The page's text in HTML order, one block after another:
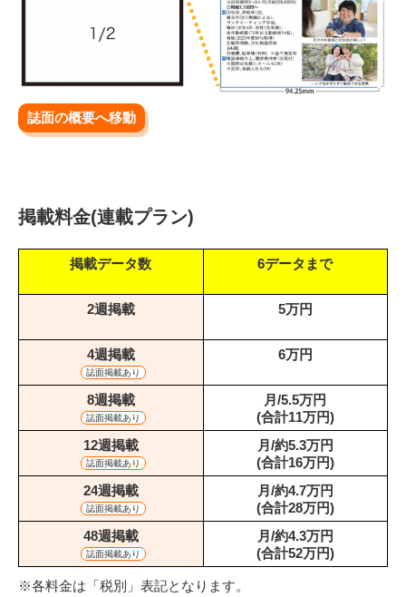
誌面の概要へ移動
掲載料金(連載プラン)
掲載データ数
2週掲載
4週掲載
誌面掲載あり
8週掲載
誌面掲載あり
12週掲載
誌面掲載あり
24週掲載
誌面掲載あり
48週掲載
誌面掲載あり
6データまで
5万円
6万円
月/5.5万円
(合計11万円)
月/約5.3万円
(合計16万円)
月/約4.7万円
(合計28万円)
月/約4.3万円
(合計52万円)
※各料金は「税別」表記となります。